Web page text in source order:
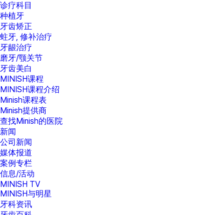
诊疗科目
种植牙
牙齿矫正
蛀牙, 修补治疗
牙龈治疗
磨牙/颚关节
牙齿美白
MINISH课程
MINISH课程介绍
Minish课程表
Minish提供商
查找Minish的医院
新闻
公司新闻
媒体报道
案例专栏
信息/活动
MINISH TV
MINISH与明星
牙科资讯